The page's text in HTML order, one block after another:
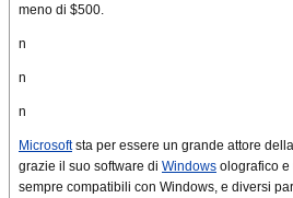
meno di $500
n
n
n
Microsoftsta per essere un grande attore
grazie il suo software di Windows olografico e
sempre compatibili con Windows , e diversi